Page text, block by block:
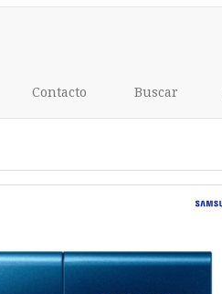
Contacto Buscar